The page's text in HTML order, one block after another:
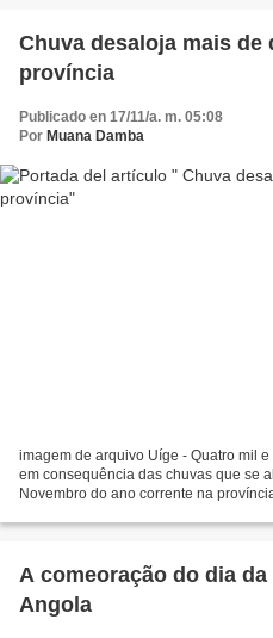
Chuva desaloja mais
província
Publicado en 17/11/a. m. 05:08
Por Muana Damba
imagem de arquivo Uíge - Quatro mil
em consequência das chuvas que se
Novembro do ano corrente na
A comeoração do dia
Angola